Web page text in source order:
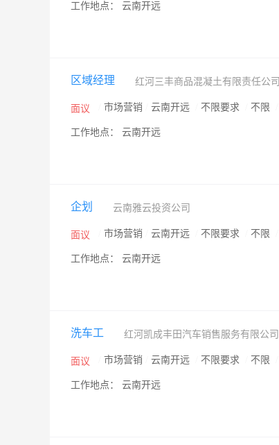
工作地点： 云南开远
区域经理 红河三丰商品混凝土有限责任公司
面议 市场营销 云南开远 不限要求 不限
工作地点： 云南开远
企划 云南雅云投资公司
面议 市场营销 云南开远 不限要求 不限
工作地点： 云南开远
洗车工 红河凯成丰田汽车销售服务有限公司
面议 市场营销 云南开远 不限要求 不限
工作地点： 云南开远